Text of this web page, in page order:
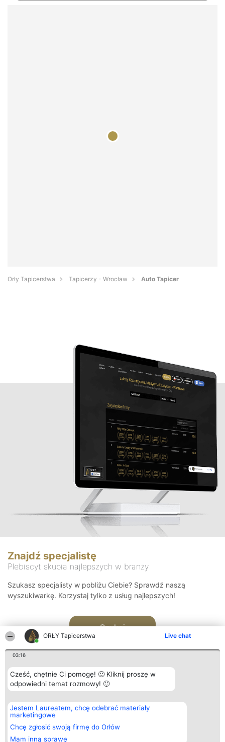
ORŁY Tapicerstwa Live chat
03:16
Cześć, chętnie Ci pomogę! 🙂 Kliknij proszę w
odpowiedni temat rozmowy! 🙂
Jestem Laureatem, chcę odebrać materiały
marketingowe
Chcę zgłosić swoją firmę do Orłów
Mam inną sprawę
Orły Tapicerstwa Tapicerzy - Wrocław Auto Tapicer
Znajdź specjalistę
Plebiscyt skupia najlepszych w branży
Szukasz specjalisty w pobliżu Ciebie? Sprawdź naszą
wyszukiwarkę. Korzystaj tylko z usług najlepszych!
Szukaj
Organizator plebiscytu
Bright Side Solutions sp. z o.
o. sp. k.
ul. Ruska 22
Wrocław 50-079
KRS 0000749100 | Regon
Plebiscyt
Laureaci
wszystkich
Laureatów
Kontakt
Kontakt